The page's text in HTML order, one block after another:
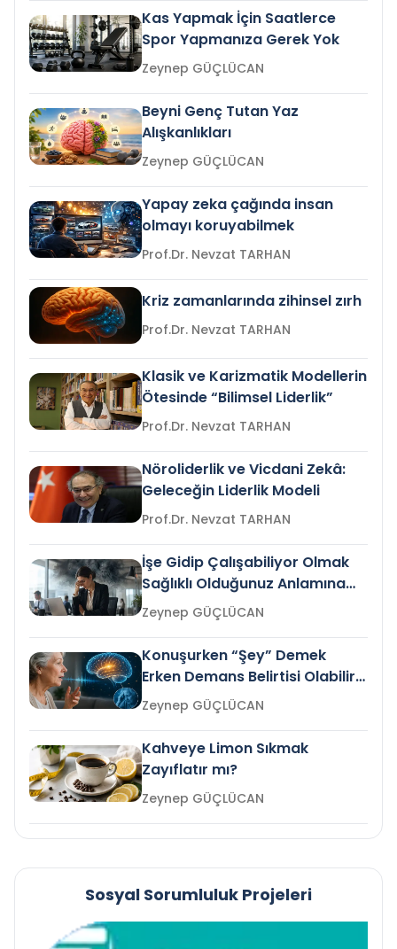
Kas Yapmak İçin Saatlerce
Spor Yapmanıza Gerek Yok
Zeynep GÜÇLÜCAN
Beyni Genç Tutan Yaz
Alışkanlıkları
Zeynep GÜÇLÜCAN
Yapay zeka çağında insan
olmayı koruyabilmek
Prof.Dr. Nevzat TARHAN
Kriz zamanlarında zihinsel zırh
Prof.Dr. Nevzat TARHAN
Klasik ve Karizmatik Modellerin
Ötesinde “Bilimsel Liderlik”
Prof.Dr. Nevzat TARHAN
Nöroliderlik ve Vicdani Zekâ:
Geleceğin Liderlik Modeli
Prof.Dr. Nevzat TARHAN
İşe Gidip Çalışabiliyor Olmak
Sağlıklı Olduğunuz Anlamına
Gelir mi?Zeynep GÜÇLÜCAN
Konuşurken “Şey” Demek
Erken Demans Belirtisi Olabilir
mi?
Zeynep GÜÇLÜCAN
Kahveye Limon Sıkmak
Zayıflatır mı?
Zeynep GÜÇLÜCAN
Sosyal Sorumluluk Projeleri